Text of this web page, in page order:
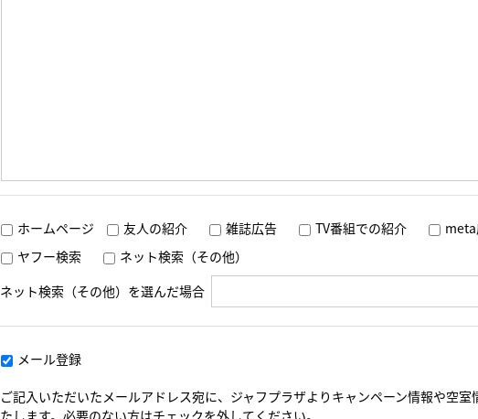
ホームページ 友人の紹介 雑誌広告 TV番組での紹介
ヤフー検索
ネット検索（その他）
ネット検索（その他）を選んだ場合
メール登録
ご記入いただいたメールアドレス宛に、ジャフプラザよりキャンペーン情報や空
たします。必要のない方はチェックを外してください。